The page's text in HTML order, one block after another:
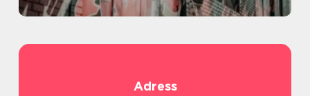
Adress